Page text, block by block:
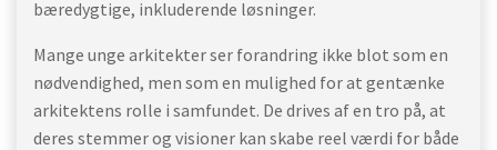
bæredygtige, inkluderende løsninger.
Mange unge arkitekter ser forandring ikke blot som en
nødvendighed, men som en mulighed for at gentænke
arkitektens rolle i samfundet. De drives af en tro på, at
deres stemmer og visioner kan skabe reel værdi for både